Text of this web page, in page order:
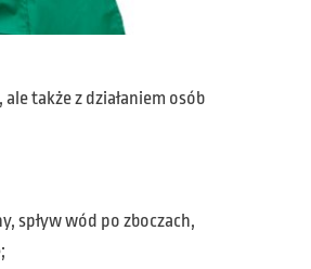
także z działaniem osób
spływ wód po zboczach,